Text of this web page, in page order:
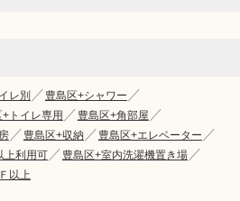
レ別
豊島区+シャワー
+トイレ専用
豊島区+角部屋
豊島区+収納
豊島区+エレベーター
上利用可
豊島区+室内洗濯機置き場
以上